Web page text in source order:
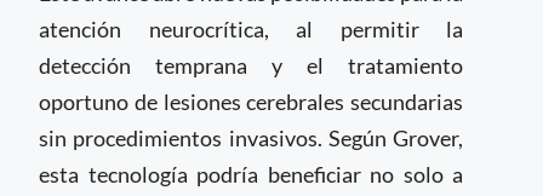
atención neurocrítica, al permitir la
detección temprana y el tratamiento
oportuno de lesiones cerebrales secundarias
sin procedimientos invasivos. Según Grover,
esta tecnología podría beneficiar no solo a